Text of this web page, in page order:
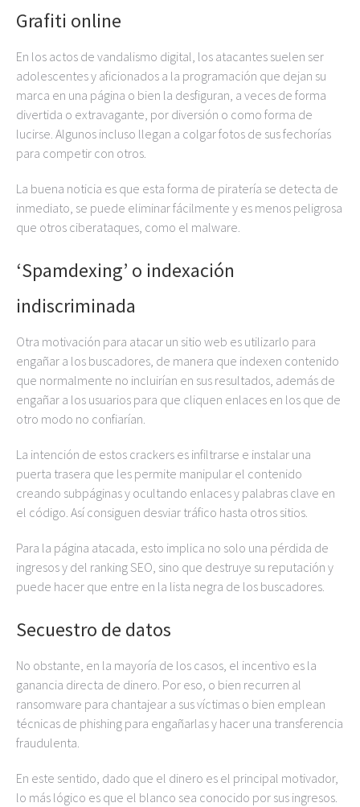
Grafiti online
En los actos de vandalismo digital, los atacantes suelen ser
adolescentes y aficionados a la programación que dejan su
marca en una página o bien la desfiguran, a veces de forma
divertida o extravagante, por diversión o como forma de
lucirse. Algunos incluso llegan a colgar fotos de sus fechorías
para competir con otros.
La buena noticia es que esta forma de piratería se detecta de
inmediato, se puede eliminar fácilmente y es menos peligrosa
que otros ciberataques, como el malware.
‘Spamdexing’ o indexación
indiscriminada
Otra motivación para atacar un sitio web es utilizarlo para
engañar a los buscadores, de manera que indexen contenido
que normalmente no incluirían en sus resultados, además de
engañar a los usuarios para que cliquen enlaces en los que de
otro modo no confiarían.
La intención de estos crackers es infiltrarse e instalar una
puerta trasera que les permite manipular el contenido
creando subpáginas y ocultando enlaces y palabras clave en
el código. Así consiguen desviar tráfico hasta otros sitios.
Para la página atacada, esto implica no solo una pérdida de
ingresos y del ranking SEO, sino que destruye su reputación y
puede hacer que entre en la lista negra de los buscadores.
Secuestro de datos
No obstante, en la mayoría de los casos, el incentivo es la
ganancia directa de dinero. Por eso, o bien recurren al
ransomware para chantajear a sus víctimas o bien emplean
técnicas de phishing para engañarlas y hacer una transferencia
fraudulenta.
En este sentido, dado que el dinero es el principal motivador,
lo más lógico es que el blanco sea conocido por sus ingresos.